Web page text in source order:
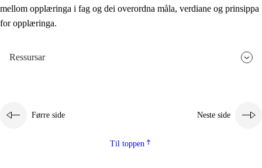
mellom opplæringa i fag og dei overordna måla, verdiane og prinsippa
for opplæringa.
Ressursar
Førre side Neste side
Til toppen